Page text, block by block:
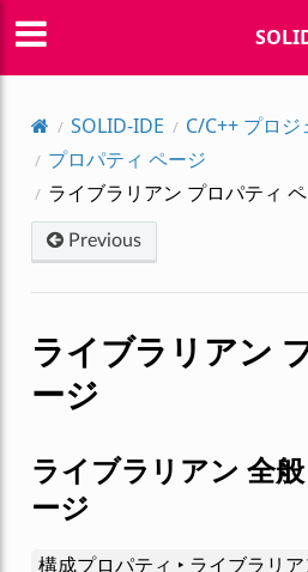
SOLID-IDE
C/C++ プロジ
プロパティ ページ
ライブラリアン プロパティ
Previous
ライブラリアン
ージ
ライブラリアン 全
ージ
構成プロパティ ‣ ライブラリア